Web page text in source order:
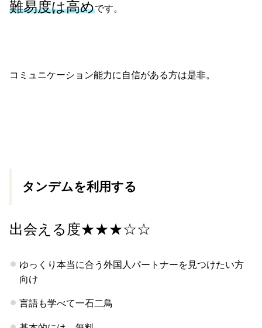
難易度は高めです。
コミュニケーション能力に自信がある方は是非。
タンデムを利用する
出会える度★★★☆☆
ゆっくり本当に合う外国人パートナーを見つけたい方
向け
言語も学べて一石二鳥